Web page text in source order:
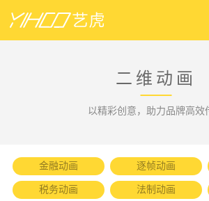
二维动画
以精彩创意，助力品牌高效
金融动画 逐帧动画
税务动画 法制动画